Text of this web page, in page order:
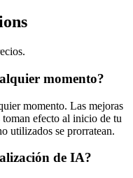
momento?
momento. Las mejoras
efecto al inicio de tu
utilizados se prorratean.
de IA?